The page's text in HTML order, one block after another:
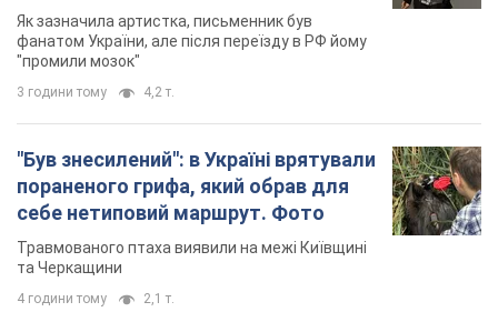
не знав, а тепер хоче геноциду
українців
Як зазначила артистка, письменник був
фанатом України, але після переїзду в РФ йому
"промили мозок"
3 години тому 4,2 т.
"Був знесилений": в Україні врятували
пораненого грифа, який обрав для
себе нетиповий маршрут. Фото
Травмованого птаха виявили на межі Київщині
та Черкащини
4 години тому 2,1 т.